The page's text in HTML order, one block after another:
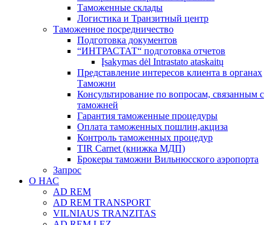
Таможенные склады
Логистика и Транзитный центр
Таможенное посредничество
Подготовка документов
“ИНТРАСТАТ“ подготовка отчетов
Įsakymas dėl Intrastato ataskaitų
Представление интересов клиента в органах
Таможни
Консультирование по вопросам, связанным с
таможней
Гарантия таможенные процедуры
Оплата таможенных пошлин,акциза
Контроль таможенных процедур
TIR Carnet (книжка МДП)
Брокеры таможни Вильнюсского аэропорта
Запрос
О НАС
AD REM
AD REM TRANSPORT
VILNIAUS TRANZITAS